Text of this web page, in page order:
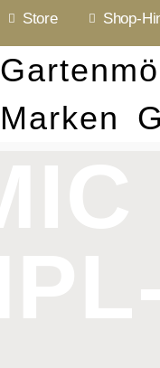
Store Shop-
Marken